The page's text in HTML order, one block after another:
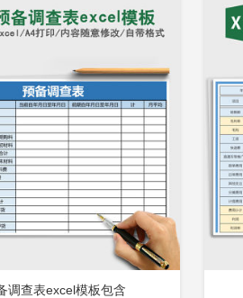
调查表excel模板包含